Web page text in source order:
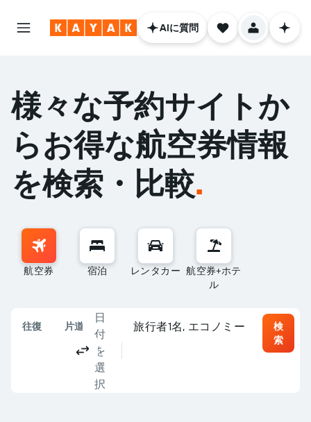
AIに質問
様々な予約サイトか
らお得な航空券情報
を検索・比較.
航空券 宿泊 レンタカー 航空券+ホテ
ル
往復 片道 複数都市
コロンバス, OH, アメリカ合衆国 - ポート
目的地
日
付
を
選
択
旅行者1名, エコノミー
検
索